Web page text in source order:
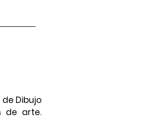
Dibujo
de arte.